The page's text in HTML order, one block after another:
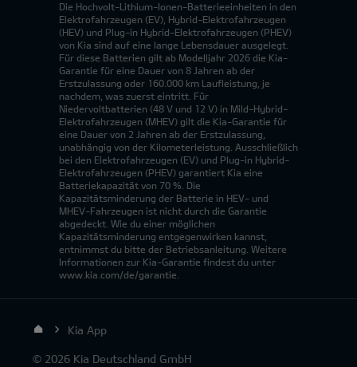
Die Hochvolt-Lithium-Ionen-Batterieeinheiten in den
Elektrofahrzeugen (EV), Hybrid-Elektrofahrzeugen
(HEV) und Plug-in Hybrid-Elektrofahrzeugen (PHEV)
von Kia sind auf eine lange Lebensdauer ausgelegt.
Für diese Batterien gilt ab Modelljahr 2026 die Kia-
Garantie für eine Dauer von 8 Jahren ab der
Erstzulassung oder 160.000 km Laufleistung, je
nachdem, was zuerst eintritt. Für
Niedervoltbatterien (48 V und 12 V) in Mild-Hybrid-
Elektrofahrzeugen (MHEV) gilt die Kia-Garantie für
eine Dauer von 2 Jahren ab der Erstzulassung,
unabhängig von der Kilometerleistung. Ausschließlich
bei den Elektrofahrzeugen (EV) und Plug-in Hybrid-
Elektrofahrzeugen (PHEV) garantiert Kia eine
Batteriekapazität von 70 %. Die
Kapazitätsminderung der Batterie in HEV- und
MHEV-Fahrzeugen ist nicht durch die Garantie
abgedeckt. Wie du einer möglichen
Kapazitätsminderung entgegenwirken kannst,
entnimmst du bitte der Betriebsanleitung. Weitere
Informationen zur Kia-Garantie findest du unter
www.kia.com/de/garantie.
Kia App
© 2026 Kia Deutschland GmbH